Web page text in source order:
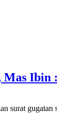
Ibin
surat